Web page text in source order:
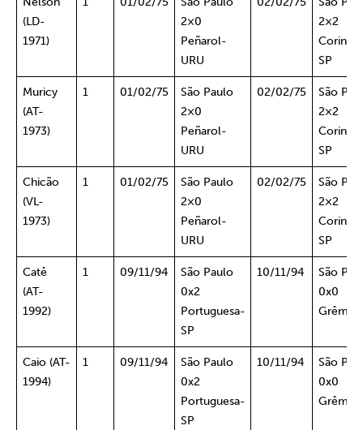
(LD-
1971)
2×0
Peñarol-
URU
2×2
SP
Muricy
(AT-
1973)
1 01/02/75
São Paulo
2×0
Peñarol-
URU
02/02/75
São
2×2
SP
Chicão
(VL-
1973)
1 01/02/75
São Paulo
2×0
Peñarol-
URU
02/02/75
São
2×2
SP
Catê
(AT-
1992)
1 09/11/94
São Paulo
0x2
Portuguesa-
SP
10/11/94
São
0x0
Caio (AT-
1994)
1 09/11/94
São Paulo
0x2
Portuguesa-
SP
10/11/94
São
0x0